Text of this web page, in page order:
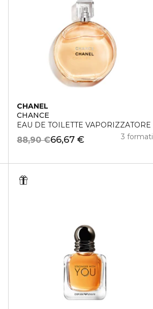
CHANEL
CHANCE
EAU DE TOILETTE VAPORIZZATORE
66,67 €
88,90 € 3 formati